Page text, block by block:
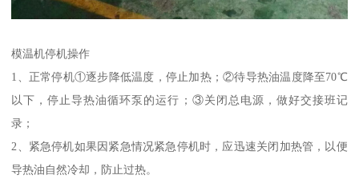
模温机停机操作
1、正常停机①逐步降低温度，停止加热；②待导热油温度降至70℃
以下，停止导热油循环泵的运行；③关闭总电源，做好交接班记
录；
2、紧急停机如果因紧急情况紧急停机时，应迅速关闭加热管，以便
导热油自然冷却，防止过热。